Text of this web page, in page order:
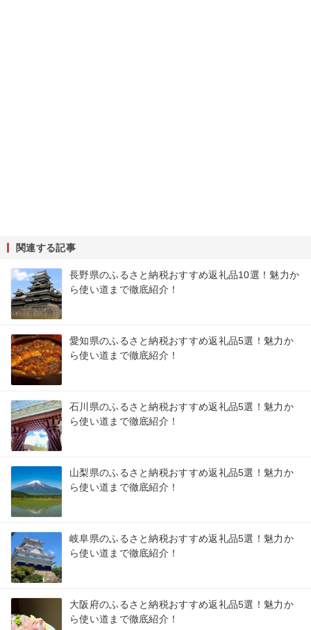
関連する記事
長野県のふるさと納税おすすめ返礼品10選！魅力か
ら使い道まで徹底紹介！
愛知県のふるさと納税おすすめ返礼品5選！魅力か
ら使い道まで徹底紹介！
石川県のふるさと納税おすすめ返礼品5選！魅力か
ら使い道まで徹底紹介！
山梨県のふるさと納税おすすめ返礼品5選！魅力か
ら使い道まで徹底紹介！
岐阜県のふるさと納税おすすめ返礼品5選！魅力か
ら使い道まで徹底紹介！
大阪府のふるさと納税おすすめ返礼品5選！魅力か
ら使い道まで徹底紹介！